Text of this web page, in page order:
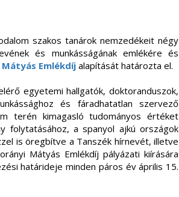
szakos tanárok nemzedékeit négy
és munkásságának emlékére és
Emlékdíj alapítását határozta el.
egyetemi hallgatók, doktoranduszok,
és fáradhatatlan szervező
terén kimagasló tudományos értéket
folytatásához, a spanyol ajkú országok
is öregbítve a Tanszék hírnevét, illetve
Mátyás Emlékdíj pályázati kiírására
határideje minden páros év április 15.